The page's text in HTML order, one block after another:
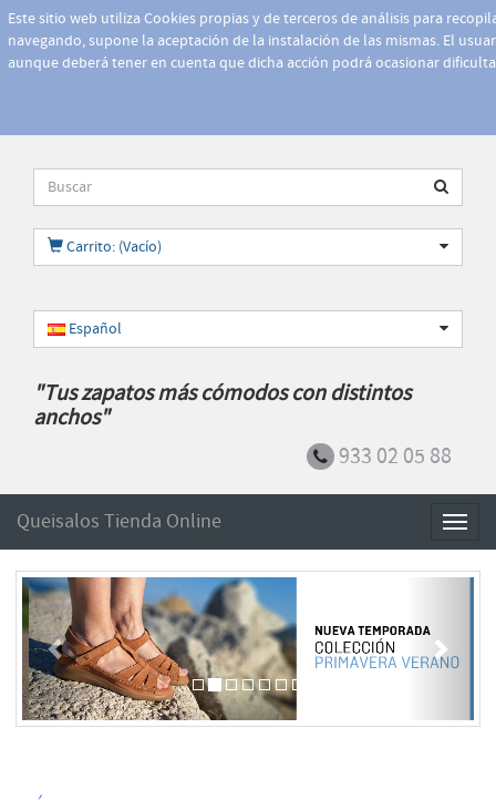
Este sitio web utiliza Cookies propias y de terceros de análisis para
navegando, supone la aceptación de la instalación de las mismas. El
aunque deberá tener en cuenta que dicha acción podrá ocasionar
Carrito: (Vacío)
Español
"Tus zapatos más cómodos con distintos
anchos"
933 02 05 88
Queisalos Tienda Online
Anterior